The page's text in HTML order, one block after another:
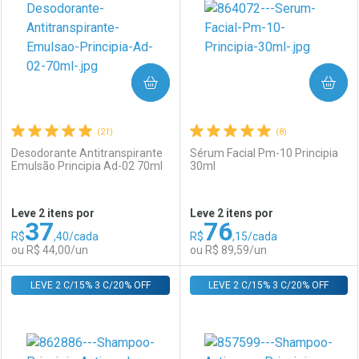
Comprar sem Desconto
Por R$ 129,90/cada
Comprar sem Desconto
Por R$ 129,90/cada
Comprar sem Desconto
Por R$ 69,00/cada
Comprar sem Desconto
Por R$ 69,00/cada
(21)
Desodorante Antitranspirante
Emulsão Principia Ad-02 70ml
Leve 2 itens por
R$37,40/cada
ou R$ 44,00/un
COMPRAR
FECHAR
Laboratório
FECHAR
Por Menos
(8)
Sérum Facial Pm-10 Principia
30ml
Leve 2 itens por
R$76,15/cada
ou R$ 89,59/un
COMPRAR
Laboratório
Por Menos
LEVE 2 C/15% 3 C/20% OFF LEVE 2 C/15% 3 C/20% OFF